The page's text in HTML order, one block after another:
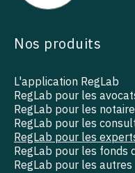
Nos produits
L'application RegLab
RegLab pour les
RegLab pour les
RegLab pour les
RegLab pour les
RegLab pour les fonds
RegLab pour les autres